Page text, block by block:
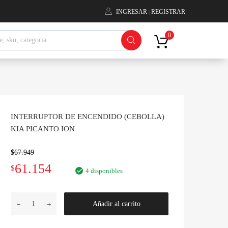
INGRESAR | REGISTRAR
0
INTERRUPTOR DE ENCENDIDO (CEBOLLA)
KIA PICANTO ION
$67.949
El
original
$61.154El
precio
actual
4 disponibles
Añadir al carrito